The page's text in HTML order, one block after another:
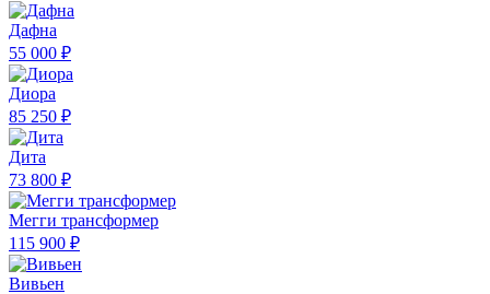
Дафна
55 000 ₽
Диора
85 250 ₽
Дита
73 800 ₽
Мегги трансформер
115 900 ₽
Вивьен